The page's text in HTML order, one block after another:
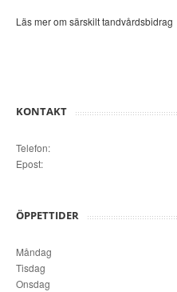
Läs mer om särskilt tandvårdsbidrag
KONTAKT
Telefon:
Epost:
ÖPPETTIDER
Måndag
Tisdag
Onsdag